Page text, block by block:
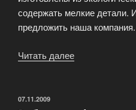
содержать мелкие детали.
предложить наша компания.
Читать далее
ОПУБЛИКОВАНО
07.11.2009